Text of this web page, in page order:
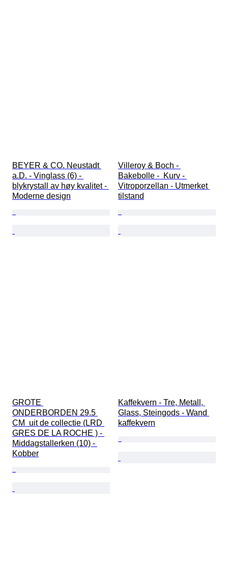
BEYER & CO. Neustadt
a.D. - Vinglass (6) -
blykrystall av høy kvalitet -
Moderne design
Villeroy & Boch -
Bakebolle -  Kurv -
Vitroporzellan - Utmerket
tilstand
GROTE
ONDERBORDEN 29.5
CM  uit de collectie (LRD
GRES DE LA ROCHE ) -
Middagstallerken (10) -
Kobber
Kaffekvern - Tre, Metall,
Glass, Steingods - Wand
kaffekvern